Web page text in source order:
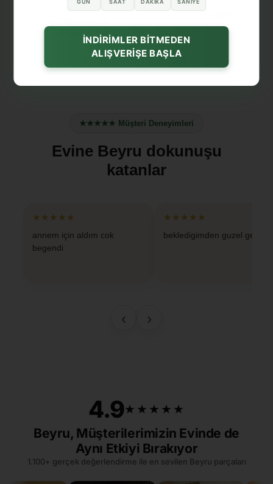
2500₺üzeri%15
üzeri %30
★★★★★ Müşteri Deneyimleri
Evine Beyru dokunuşu
katanlar
★★★★★
annem için aldım cok
begendi
★★★★★
bekledigimden guzel geldi
‹ ›
4.9★★★★★
★★★★★
Beyru, Müşterilerimizin Evinde de
Aynı Etkiyi Bırakıyor
1.100+ gerçek değerlendirme ile en sevilen Beyru parçaları
İNDİRİMLER BİTMEDEN
ALIŞVERİŞE BAŞLA